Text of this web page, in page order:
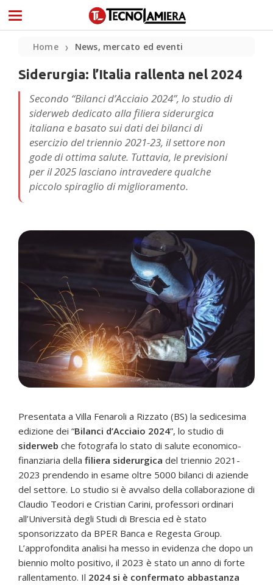
Home ❯ News, mercato ed eventi
Siderurgia: l’Italia rallenta nel 2024
Secondo “Bilanci d’Acciaio 2024”, lo studio di
siderweb dedicato alla filiera siderurgica
italiana e basato sui dati dei bilanci di
esercizio del triennio 2021-23, il settore non
gode di ottima salute. Tuttavia, le previsioni
per il 2025 lasciano intravedere qualche
piccolo spiraglio di miglioramento.
Presentata a Villa Fenaroli a Rizzato (BS) la sedicesima
edizione dei “Bilanci d’Acciaio 2024”, lo studio di
siderweb che fotografa lo stato di salute economico-
finanziaria della filiera siderurgica del triennio 2021-
2023 prendendo in esame oltre 5000 bilanci di aziende
del settore. Lo studio si è avvalso della collaborazione di
Claudio Teodori e Cristian Carini, professori ordinari
all’Università degli Studi di Brescia ed è stato
sponsorizzato da BPER Banca e Regesta Group.
L’approfondita analisi ha messo in evidenza che dopo un
biennio molto positivo, il 2023 è stato un anno di forte
rallentamento. Il 2024 si è confermato abbastanza